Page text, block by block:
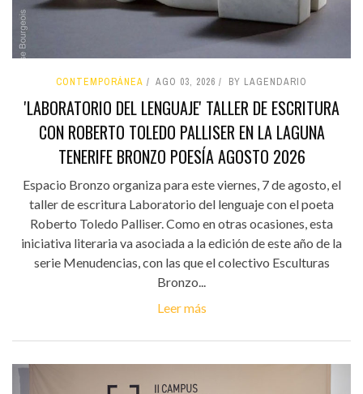
CONTEMPORÁNEA AGO 03, 2026 BY LAGENDARIO
'LABORATORIO DEL LENGUAJE' TALLER DE ESCRITURA
CON ROBERTO TOLEDO PALLISER EN LA LAGUNA
TENERIFE BRONZO POESÍA AGOSTO 2026
Espacio Bronzo organiza para este viernes, 7 de agosto, el
taller de escritura Laboratorio del lenguaje con el poeta
Roberto Toledo Palliser. Como en otras ocasiones, esta
iniciativa literaria va asociada a la edición de este año de la
serie Menudencias, con las que el colectivo Esculturas
Bronzo...
Leer más